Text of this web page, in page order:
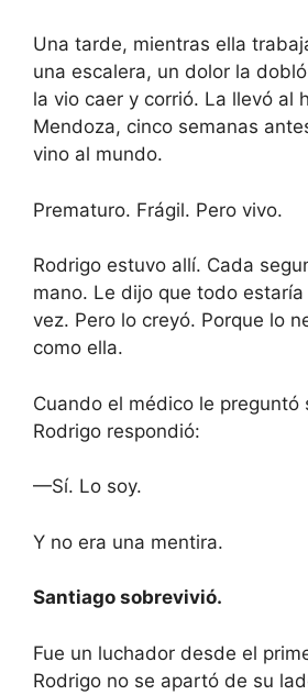
Una tarde, mientras ella
una escalera, un dolor la
la vio caer y corrió. La llevó al
Mendoza, cinco semanas
vino al mundo.
Prematuro. Frágil. Pero vivo.
Rodrigo estuvo allí. Cada
mano. Le dijo que todo
vez. Pero lo creyó. Porque lo
como ella.
Cuando el médico le preguntó
Rodrigo respondió:
—Sí. Lo soy.
Y no era una mentira.
Santiago sobrevivió.
Fue un luchador desde el
Rodrigo no se apartó de su